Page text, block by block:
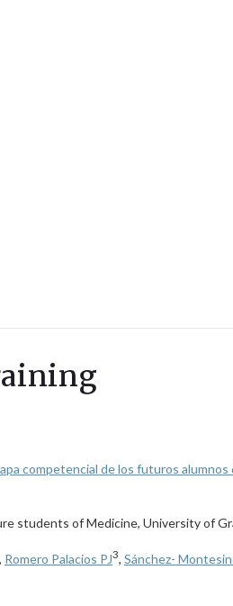
competencial de los futuros
students of Medicine, University of
, Romero Palacios PJ3, Sánchez-